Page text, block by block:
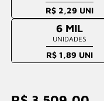
R$ 2,29 UNI
6 MIL
UNIDADES
R$ 1,89 UNI